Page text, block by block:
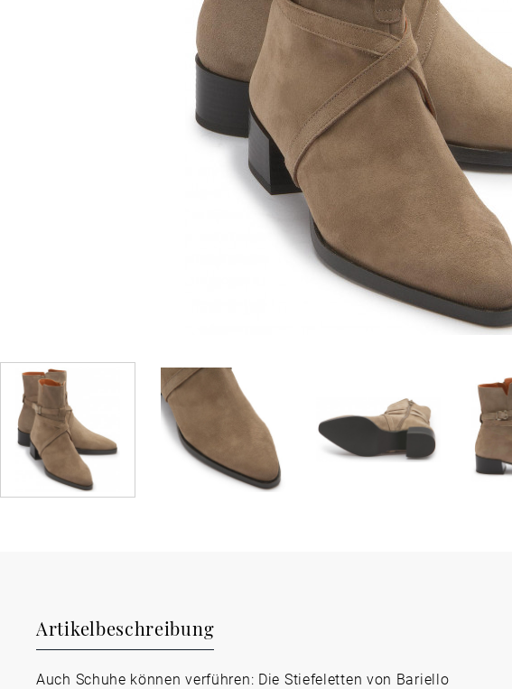
Artikelbeschreibung
Auch Schuhe können verführen: Die Stiefeletten von Bariello